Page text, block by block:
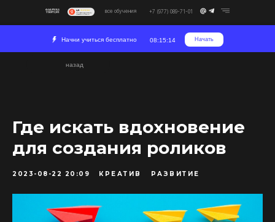
все обучения +7 (977) 089-71-01
08:15:14
Начни учиться бесплатно Начать
назад
Где искать вдохновение
для создания роликов
2023-08-22 20:09 КРЕАТИВ РАЗВИТИЕ